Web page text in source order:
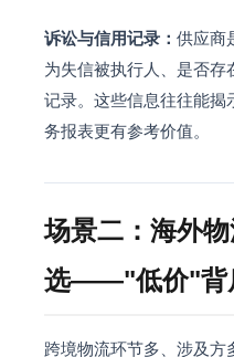
诉讼与信用记录： 供应商
为失信被执行人、是否
记录。这些信息往往能揭
务报表更有参考价值。
场景二：海外
选——"低价"背
跨境物流环节多、涉及方